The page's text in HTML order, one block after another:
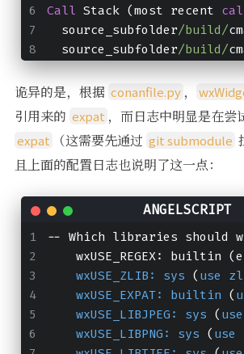
Call Stack (most recent
  source_subfolder
/build/
  source_subfolder
/build/
诡异的是，根据 conanfile.py ，
引用来的 expat ，而日志中明显是在尝
expat （这需要先通过 git submodule
且上面的配置日志也说明了这一点：
-- Which libraries should
wxUSE_REGEX: builtin
wxUSE_ZLIB: sys ( use
wxUSE_EXPAT: builtin (
wxUSE_LIBJPEG: sys ( use
wxUSE_LIBPNG: sys ( use